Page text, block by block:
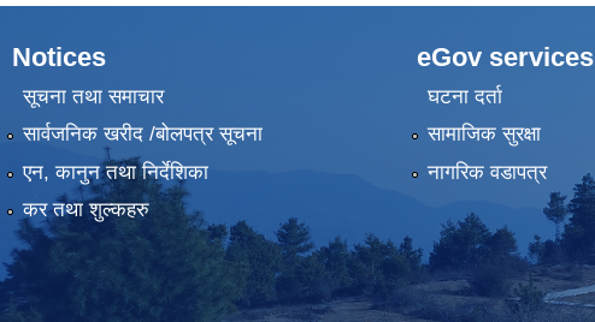
Notices
सूचना तथा समाचार
सार्वजनिक खरीद /बोलपत्र सूचना
एन, कानुन तथा निर्देशिका
कर तथा शुल्कहरु
eGov services
घटना दर्ता
सामाजिक सुरक्षा
नागरिक वडापत्र